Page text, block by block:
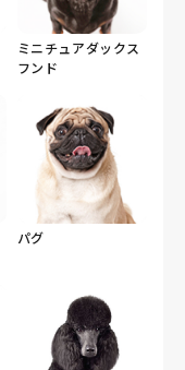
ミニチュアダックス
フンド
パグ